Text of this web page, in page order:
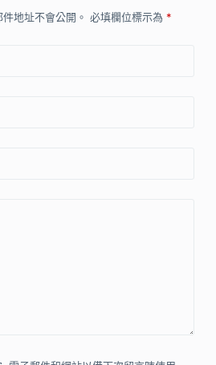
地址不會公開。 必填欄位標示為 *